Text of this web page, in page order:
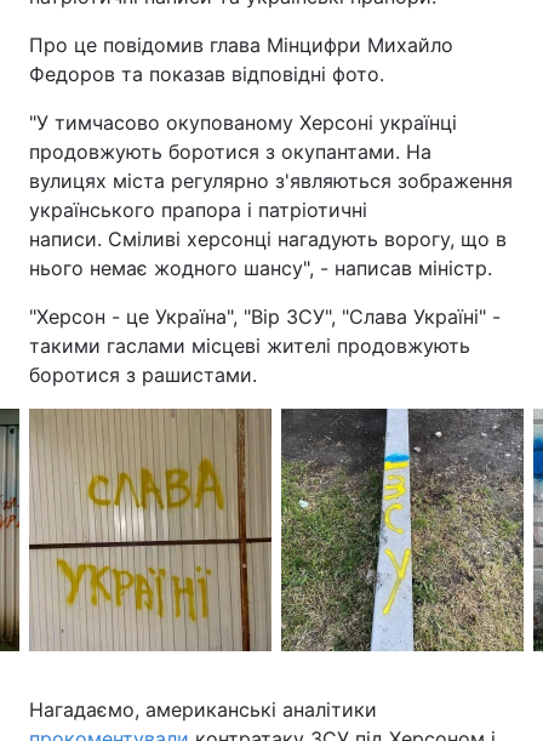
Про це повідомив глава Мінцифри Михайло
Федоров та показав відповідні фото.
"У тимчасово окупованому Херсоні українці
продовжують боротися з окупантами. На
вулицях міста регулярно з'являються зображення
українського прапора і патріотичні
написи. Сміливі херсонці нагадують ворогу, що в
нього немає жодного шансу", - написав міністр.
"Херсон - це Україна", "Вір ЗСУ", "Слава Україні" -
такими гаслами місцеві жителі продовжують
боротися з рашистами.
Нагадаємо, американські аналітики